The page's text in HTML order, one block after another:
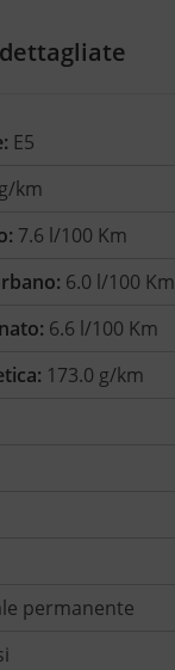
E5
km
7.6 l/100 Km
6.0 l/100 Km
6.6 l/100 Km
173.0 g/km
permanente